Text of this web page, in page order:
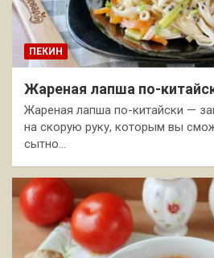
ПЕКИН
Жареная лапша по-
Жареная лапша по-китайски —
на скорую руку, которым вы
сытно…